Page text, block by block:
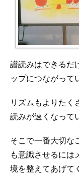
譜読みはできるだ
ップにつながって
リズムもよりたく
読みが速くなって
そこで一番大切な
も意識させるには
境を整えてあげて